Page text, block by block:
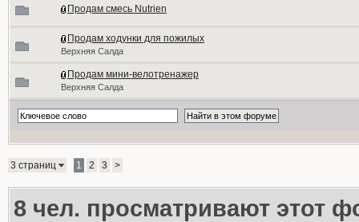
Продам смесь Nutrien
Продам ходунки для пожилых
Верхняя Салда
Продам мини-велотренажер
Верхняя Салда
3 страниц 1 2 3 >
8чел. просматривают этот